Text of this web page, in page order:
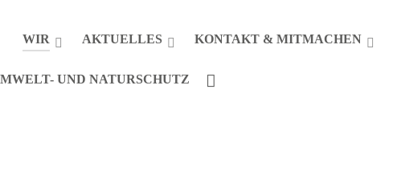
WIR AKTUELLES KONTAKT & MITMACHEN
UND NATURSCHUTZ